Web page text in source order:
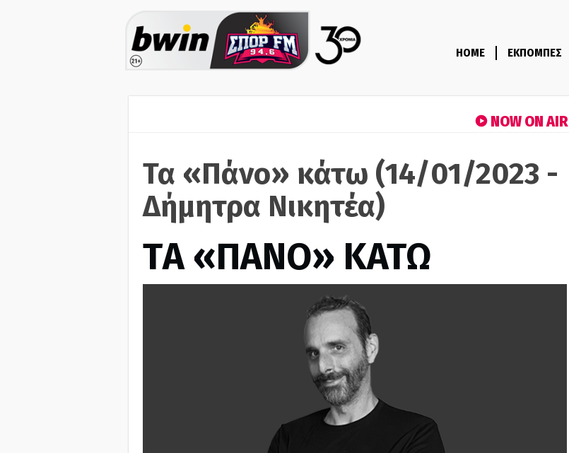
HOME ΕΚΠΟΜΠΕΣ
NOW ON AIR
Τα «Πάνο» κάτω (14/01/2023 -
Δήμητρα Νικητέα)
ΤA «ΠΑΝΟ» ΚΑΤΩ